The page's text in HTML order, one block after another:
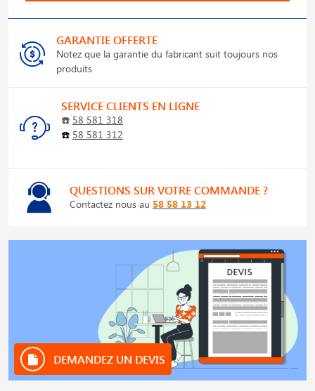
GARANTIE OFFERTE
Notez que la garantie du fabricant suit toujours nos
produits
SERVICE CLIENTS EN LIGNE
☎️ 58 581 318
☎️ 58 581 312
QUESTIONS SUR VOTRE COMMANDE ?
Contactez nous au 58 58 13 12
DEMANDEZ UN DEVIS